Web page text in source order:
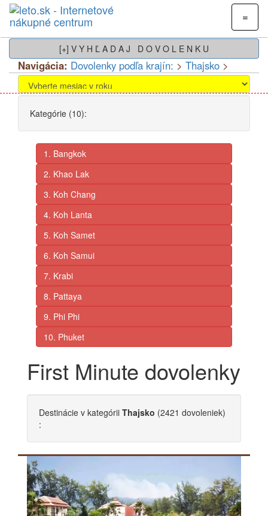
=
[+] V Y H Ľ A D A J D O V O L E N K U
Navigácia: Dovolenky podľa krajín: > Thajsko >
Kategórie (10):
1. Bangkok
2. Khao Lak
3. Koh Chang
4. Koh Lanta
5. Koh Samet
6. Koh Samui
7. Krabi
8. Pattaya
9. Phi Phi
10. Phuket
First Minute dovolenky
Destinácie v kategórii Thajsko (2421 dovoleniek)
: